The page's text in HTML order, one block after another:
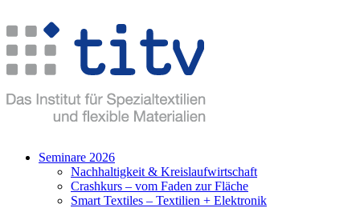
Seminare 2026
Nachhaltigkeit & Kreislaufwirtschaft
Crashkurs – vom Faden zur Fläche
Smart Textiles – Textilien + Elektronik